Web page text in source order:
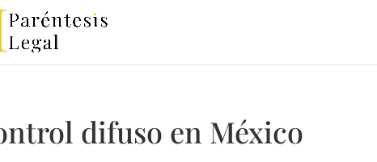
difuso en México